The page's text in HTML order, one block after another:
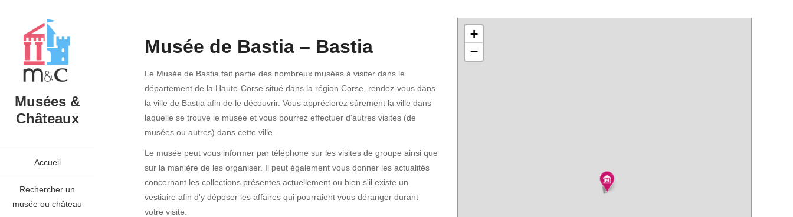
Musées &
Châteaux
Accueil
Rechercher un
musée ou château
Musée de Bastia – Bastia
Le Musée de Bastia fait partie des nombreux musées à visiter dans le
département de la Haute-Corse situé dans la région Corse, rendez-vous dans
la ville de Bastia afin de le découvrir. Vous apprécierez sûrement la ville dans
laquelle se trouve le musée et vous pourrez effectuer d'autres visites (de
musées ou autres) dans cette ville.
Le musée peut vous informer par téléphone sur les visites de groupe ainsi que
sur la manière de les organiser. Il peut également vous donner les actualités
concernant les collections présentes actuellement ou bien s'il existe un
vestiaire afin d'y déposer les affaires qui pourraient vous déranger durant
votre visite.
+
−